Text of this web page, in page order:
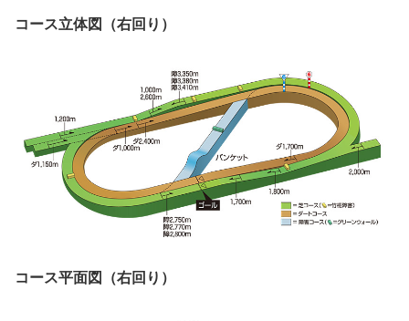
コース立体図（右回り）
コース平面図（右回り）